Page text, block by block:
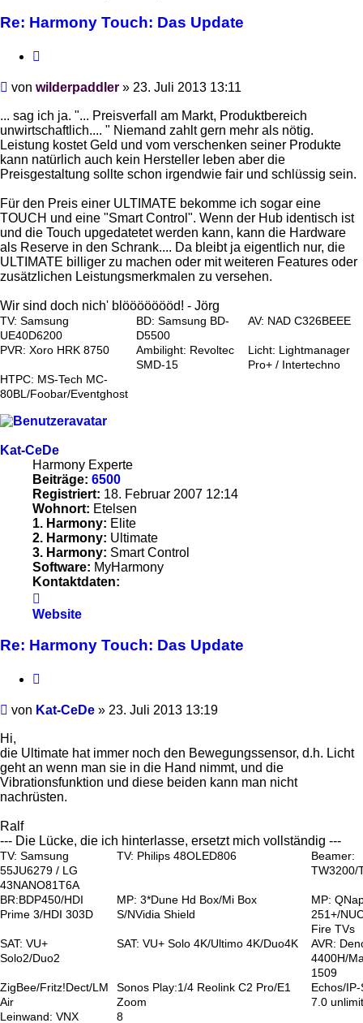
Re: Harmony Touch: Das Update
Beitrag
von wilderpaddler » 23. Juli 2013 13:11
... sag ich ja. "... Preisverfall am Markt, Produktbereich
unwirtschaftlich.... " Niemand zahlt gern mehr als nötig.
Leistung kostet Geld und vom verschenken seiner Produkte
kann natürlich auch kein Hersteller leben aber die
Preisgestaltung sollte schon irgendwie fair und schlüssig sein.
Für den Preis einer ULTIMATE bekomme ich sogar eine
TOUCH und eine "Smart Control". Wenn der Hub identisch ist
und die Touch upgedatetet werden kann, kann die Hardware
als Reserve in den Schrank.... Da bleibt ja eigentlich nur, die
ULTIMATE billiger zu machen oder mit weiteren Features oder
zusätzlichen Leistungsmerkmalen zu versehen.
Wir sind doch nich' blöööööööd! - Jörg
TV: Samsung
UE40D6200
BD: Samsung BD-
D5500
AV: NAD C326BEEE
PVR: Xoro HRK 8750
Ambilight: Revoltec
SMD-15
Licht: Lightmanager
Pro+ / Intertechno
HTPC: MS-Tech MC-
80BL/Foobar/Eventghost
Kat-CeDe
Harmony Experte
Beiträge: 6500
Registriert: 18. Februar 2007 12:14
Wohnort: Etelsen
1. Harmony: Elite
2. Harmony: Ultimate
3. Harmony: Smart Control
Software: MyHarmony
Kontaktdaten:
von
CeDe
Website
Re: Harmony Touch: Das Update
Beitrag
von Kat-CeDe » 23. Juli 2013 13:19
Hi,
die Ultimate hat immer noch den Bewegungssensor, d.h. Licht
geht an wenn man sie in die Hand nimmt, und die
Vibrationsfunktion und diese beiden kann man nicht
nachrüsten.
Ralf
--- Die Lücke, die ich hinterlasse, ersetzt mich vollständig ---
TV: Samsung
55JU6279 / LG
43NANO81T6A
TV: Philips 48OLED806
Beamer:
TW3200/
BR:BDP450/HDI
Prime 3/HDI 303D
MP: 3*Dune Hd Box/Mi Box
S/NVidia Shield
MP:
251+/
Fire TVs
SAT: VU+
Solo2/Duo2
SAT: VU+ Solo 4K/Ultimo 4K/Duo4K
AVR:
4400H/
1509
ZigBee/Fritz!Dect/LM
Air
Sonos Play:1/4 Reolink C2 Pro/E1
Zoom
Echos/
7.0
Leinwand: VNX
8